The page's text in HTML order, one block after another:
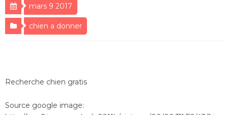
mars 9 2017
chien a donner
Recherche chien gratis
Source google image: